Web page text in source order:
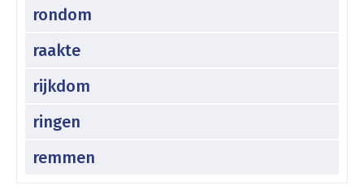
rondom
raakte
rijkdom
ringen
remmen